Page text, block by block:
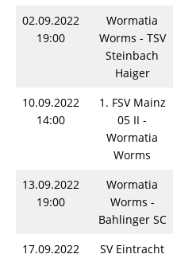
02.09.2022
19:00
Wormatia
Worms - TSV
Steinbach
Haiger
10.09.2022
14:00
1. FSV Mainz
05 II -
Wormatia
Worms
13.09.2022
19:00
Wormatia
Worms -
Bahlinger SC
17.09.2022
SV Eintracht